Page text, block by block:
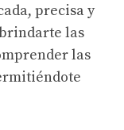
precisa y
las
las